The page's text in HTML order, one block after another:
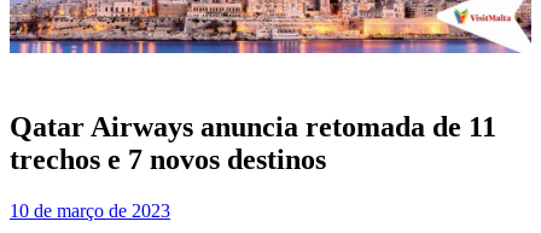
Qatar Airways anuncia retomada de 11
trechos e 7 novos destinos
10 de março de 2023